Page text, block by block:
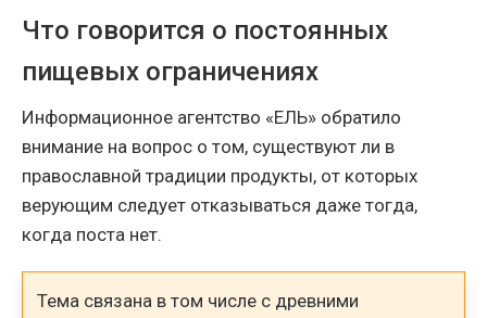
Что говорится о постоянных
пищевых ограничениях
Информационное агентство «ЕЛЬ» обратило
внимание на вопрос о том, существуют ли в
православной традиции продукты, от которых
верующим следует отказываться даже тогда,
когда поста нет.
Тема связана в том числе с древними